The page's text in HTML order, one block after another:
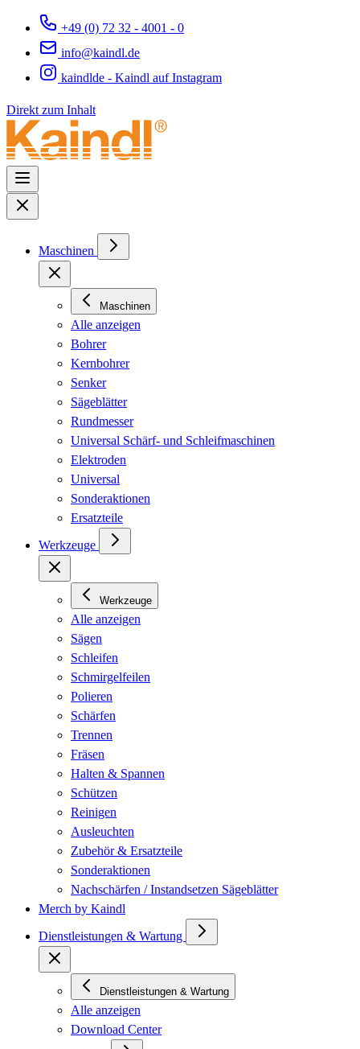
+49 (0) 72 32 - 4001 - 0
info@kaindl.de
kaindlde - Kaindl auf Instagram
Direkt zum Inhalt
Maschinen
Maschinen
Alle anzeigen
Bohrer
Kernbohrer
Senker
Sägeblätter
Rundmesser
Universal Schärf- und Schleifmaschinen
Elektroden
Universal
Sonderaktionen
Ersatzteile
Werkzeuge
Werkzeuge
Alle anzeigen
Sägen
Schleifen
Schmirgelfeilen
Polieren
Schärfen
Trennen
Fräsen
Halten & Spannen
Schützen
Reinigen
Ausleuchten
Zubehör & Ersatzteile
Sonderaktionen
Nachschärfen / Instandsetzen Sägeblätter
Merch by Kaindl
Dienstleistungen & Wartung
Dienstleistungen & Wartung
Alle anzeigen
Download Center